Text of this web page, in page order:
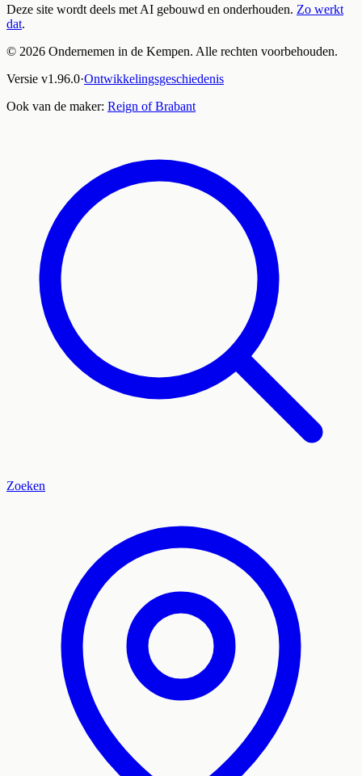
Deze site wordt deels met AI gebouwd en onderhouden. Zo werkt
dat.
© 2026 Ondernemen in de Kempen. Alle rechten voorbehouden.
Versie v1.96.0·Ontwikkelingsgeschiedenis
Ook van de maker: Reign of Brabant
Zoeken